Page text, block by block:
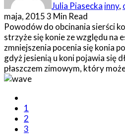
Julia Piasecka inny,
maja, 20153 Min Read
Powodów do obcinania sierści
strzyże się konie ze względu na
zmniejszenia pocenia się konia
gdyż jesienią u koni pojawia się
płaszczem zimowym, który
1
2
3